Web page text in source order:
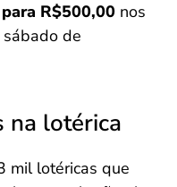
R$500,00 nos
de
na lotérica
mil lotéricas que